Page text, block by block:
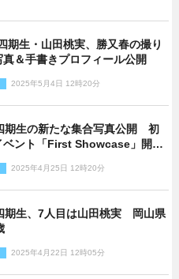
期生・山田桃実、勝又春の撮り
真＆手書きプロフィール公開
2025年5月4日 12時20分
期生の新たな集合写真公開 初
ベント「First Showcase」開催
2025年4月25日 12時20分
期生、7人目は山田桃実 岡山県
2025年4月22日 12時05分